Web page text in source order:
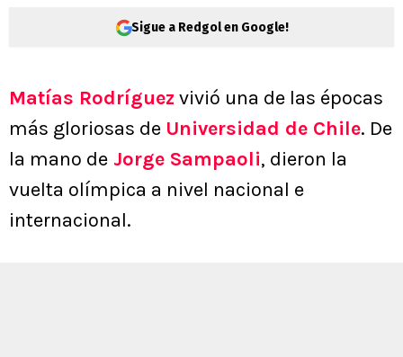
Sigue a Redgol en Google!
Matías Rodríguez vivió una de las épocas
más gloriosas de Universidad de Chile. De
la mano de Jorge Sampaoli, dieron la
vuelta olímpica a nivel nacional e
internacional.